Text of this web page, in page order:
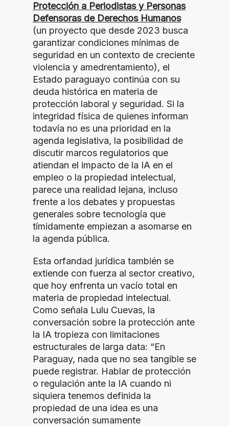
Protección a Periodistas y Personas
Defensoras de Derechos Humanos
(un proyecto que desde 2023 busca
garantizar condiciones mínimas de
seguridad en un contexto de creciente
violencia y amedrentamiento), el
Estado paraguayo continúa con su
deuda histórica en materia de
protección laboral y seguridad. Si la
integridad física de quienes informan
todavía no es una prioridad en la
agenda legislativa, la posibilidad de
discutir marcos regulatorios que
atiendan el impacto de la IA en el
empleo o la propiedad intelectual,
parece una realidad lejana, incluso
frente a los debates y propuestas
generales sobre tecnología que
tímidamente empiezan a asomarse en
la agenda pública.
Esta orfandad jurídica también se
extiende con fuerza al sector creativo,
que hoy enfrenta un vacío total en
materia de propiedad intelectual.
Como señala Lulu Cuevas, la
conversación sobre la protección ante
la IA tropieza con limitaciones
estructurales de larga data: “En
Paraguay, nada que no sea tangible se
puede registrar. Hablar de protección
o regulación ante la IA cuando ni
siquiera tenemos definida la
propiedad de una idea es una
conversación sumamente